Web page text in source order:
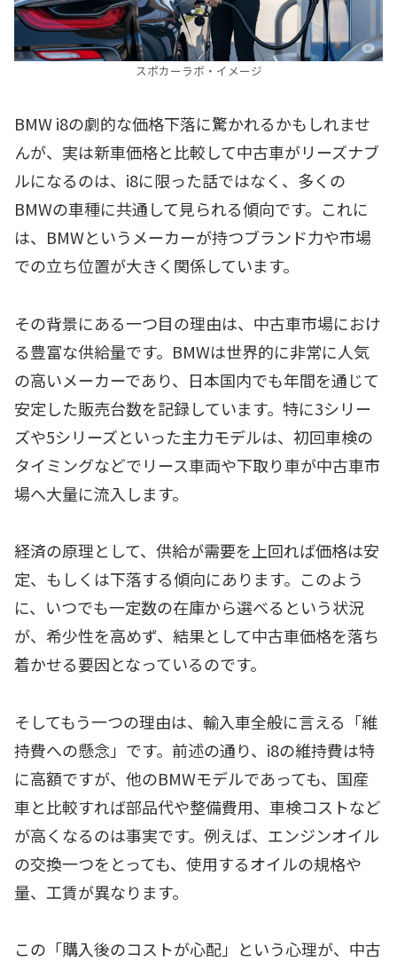
スポカーラボ・イメージ
BMW i8の劇的な価格下落に驚かれるかもしれませ
んが、実は新車価格と比較して中古車がリーズナブ
ルになるのは、i8に限った話ではなく、多くの
BMWの車種に共通して見られる傾向です。これに
は、BMWというメーカーが持つブランド力や市場
での立ち位置が大きく関係しています。
その背景にある一つ目の理由は、中古車市場におけ
る豊富な供給量です。BMWは世界的に非常に人気
の高いメーカーであり、日本国内でも年間を通じて
安定した販売台数を記録しています。特に3シリー
ズや5シリーズといった主力モデルは、初回車検の
タイミングなどでリース車両や下取り車が中古車市
場へ大量に流入します。
経済の原理として、供給が需要を上回れば価格は安
定、もしくは下落する傾向にあります。このよう
に、いつでも一定数の在庫から選べるという状況
が、希少性を高めず、結果として中古車価格を落ち
着かせる要因となっているのです。
そしてもう一つの理由は、輸入車全般に言える「維
持費への懸念」です。前述の通り、i8の維持費は特
に高額ですが、他のBMWモデルであっても、国産
車と比較すれば部品代や整備費用、車検コストなど
が高くなるのは事実です。例えば、エンジンオイル
の交換一つをとっても、使用するオイルの規格や
量、工賃が異なります。
この「購入後のコストが心配」という心理が、中古